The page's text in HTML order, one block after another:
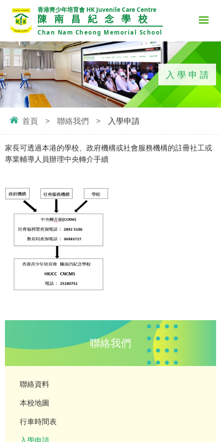
香港靑少年培育會 HK Juvenile Care Centre
陳南昌紀念學校
Chan Nam Cheong Memorial School
入學申請
首頁 > 聯絡我們 > 入學申請
家長可透過本港的學校、政府機構或社會服務機構的註冊社工或
專業輔導人員辦理中央轉介手續
聯絡我們
聯絡資料
本校地圖
行車時間表